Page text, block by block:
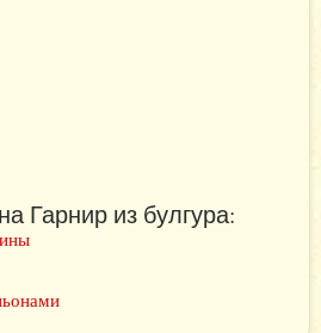
Гарнир из булгура: